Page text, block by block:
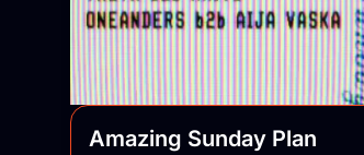
Amazing Sunday Plan